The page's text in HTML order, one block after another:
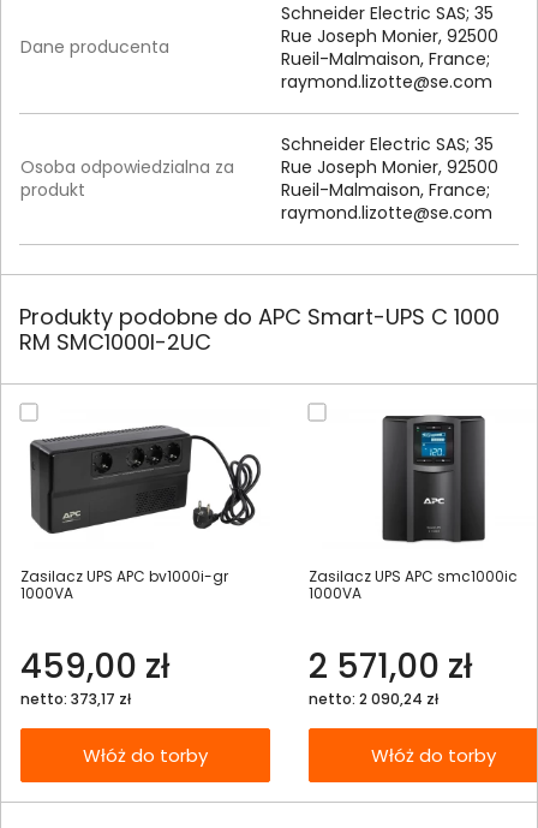
Dane producenta
Schneider Electric SAS; 35
Rue Joseph Monier, 92500
Rueil-Malmaison, France;
raymond.lizotte@se.com
Osoba odpowiedzialna za
produkt
Schneider Electric SAS; 35
Rue Joseph Monier, 92500
Rueil-Malmaison, France;
raymond.lizotte@se.com
Produkty podobne do APC Smart-UPS C 1000
RM SMC1000I-2UC
Zasilacz UPS APC bv1000i-gr
1000VA
459,00 zł
netto: 373,17 zł
Włóż do torby
Zasilacz UPS APC smc1000ic
1000VA
2 571,00 zł
netto: 2 090,24 zł
Włóż do torby